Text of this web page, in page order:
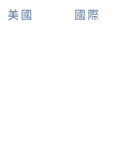
美國 國際